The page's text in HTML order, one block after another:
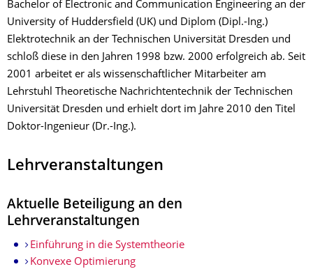
Bachelor of Electronic and Communication Engineering an der
University of Huddersfield (UK) und Diplom (Dipl.-Ing.)
Elektrotechnik an der Technischen Universität Dresden und
schloß diese in den Jahren 1998 bzw. 2000 erfolgreich ab. Seit
2001 arbeitet er als wissenschaftlicher Mitarbeiter am
Lehrstuhl Theoretische Nachrichtentechnik der Technischen
Universität Dresden und erhielt dort im Jahre 2010 den Titel
Doktor-Ingenieur (Dr.-Ing.).
Lehrveranstaltungen
Aktuelle Beteiligung an den
Lehrveranstaltungen
Einführung in die Systemtheorie
Konvexe Optimierung